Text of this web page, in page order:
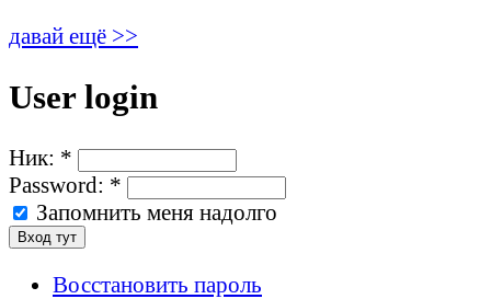
давай ещё >>
User login
Ник: *
Password: *
Запомнить меня надолго
Восстановить пароль